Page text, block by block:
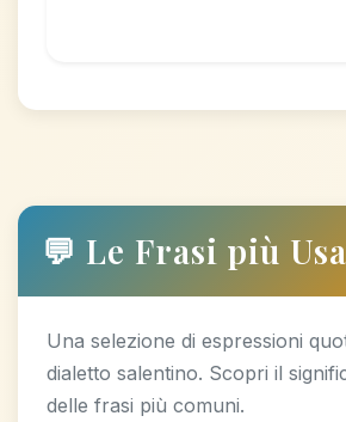
💬 Le Frasi più
Una selezione di espressioni
dialetto salentino. Scopri il
delle frasi più comuni.